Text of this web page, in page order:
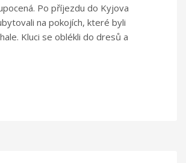
Po příjezdu do Kyjova
na pokojích, které byli
Kluci se oblékli do dresů a